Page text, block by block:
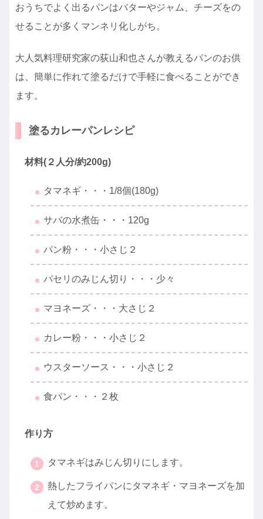
おうちでよく出るパンはバターやジャム、チーズをの
せることが多くマンネリ化しがち。
大人気料理研究家の荻山和也さんが教えるパンのお供
は、簡単に作れて塗るだけで手軽に食べることができ
ます。
塗るカレーパンレシピ
材料(２人分/約200g)
タマネギ・・・1/8個(180g)
サバの水煮缶・・・120g
パン粉・・・小さじ２
パセリのみじん切り・・・少々
マヨネーズ・・・大さじ２
カレー粉・・・小さじ２
ウスターソース・・・小さじ２
食パン・・・２枚
作り方
タマネギはみじん切りにします。
熱したフライパンにタマネギ・マヨネーズを加
えて炒めます。